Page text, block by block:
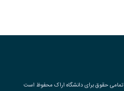
تمامی حقوق برای دانشگاه اراک محفوظ است